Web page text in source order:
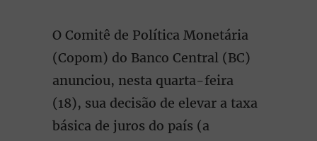
O Comitê de Política Monetária
(Copom) do Banco Central (BC)
anunciou, nesta quarta-feira
(18), sua decisão de elevar a taxa
básica de juros do país (a